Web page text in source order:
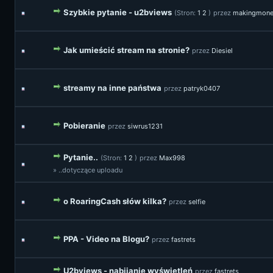
Szybkie pytanie - u2bviews (Stron: 1 2 ) przez
Jak umieścić stream na stronie? przez Diesiel
streamy na inne państwa przez patryk0407
Pobieranie przez siwrus1231
Pytanie.. (Stron: 1 2 ) przez Max998
» ..dotyczące uploadu
o RoaringCash słów kilka? przez selfie
PPA - Video na Blogu? przez fastrets
U2bviews - nabijanie wyświetleń przez fastrets